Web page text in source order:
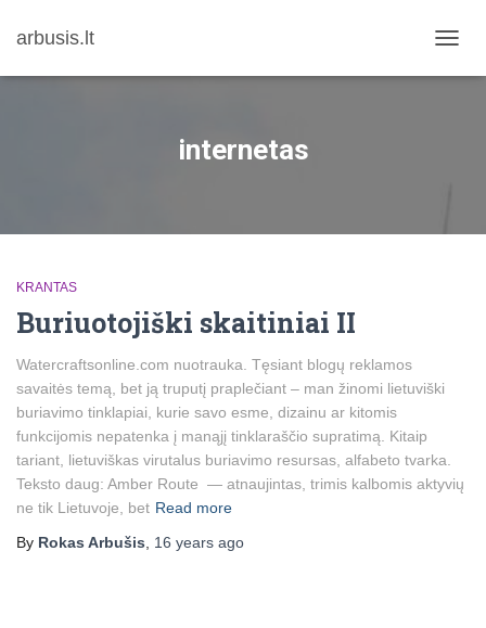
arbusis.lt
internetas
KRANTAS
Buriuotojiški skaitiniai II
Watercraftsonline.com nuotrauka. Tęsiant blogų reklamos
savaitės temą, bet ją truputį praplečiant – man žinomi lietuviški
buriavimo tinklapiai, kurie savo esme, dizainu ar kitomis
funkcijomis nepatenka į manąjį tinklaraščio supratimą. Kitaip
tariant, lietuviškas virutalus buriavimo resursas, alfabeto tvarka.
Teksto daug: Amber Route — atnaujintas, trimis kalbomis aktyvių
ne tik Lietuvoje, bet Read more
By Rokas Arbušis 16 years ago